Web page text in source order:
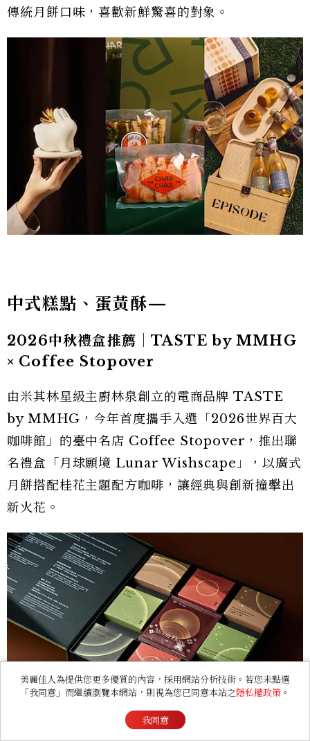
傳統月餅口味，喜歡新鮮驚喜的對象。
中式糕點、蛋黃酥—
2026中秋禮盒推薦｜TASTE by MMHG
× Coffee Stopover
由米其林星級主廚林泉創立的電商品牌 TASTE
by MMHG，今年首度攜手入選「2026世界百大
咖啡館」的臺中名店 Coffee Stopover，推出聯
名禮盒「月球願境 Lunar Wishscape」，以廣式
月餅搭配桂花主題配方咖啡，讓經典與創新撞擊出
新火花。
美麗佳人為提供您更多優質的內容，採用網站分析技術。若您未點選
「我同意」而繼續瀏覽本網站，則視為您已同意本站之隱私權政策 。
我同意